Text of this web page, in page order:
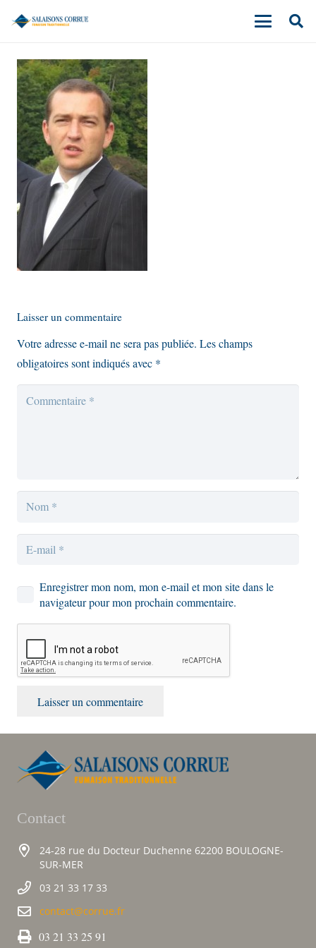
Laisser un commentaire
Votre adresse e-mail ne sera pas publiée. Les champs
obligatoires sont indiqués avec *
Enregistrer mon nom, mon e-mail et mon site dans le
navigateur pour mon prochain commentaire.
Laisser un commentaire
Contact
24-28 rue du Docteur Duchenne 62200 BOULOGNE-
SUR-MER
03 21 33 17 33
contact@corrue.fr
03 21 33 25 91